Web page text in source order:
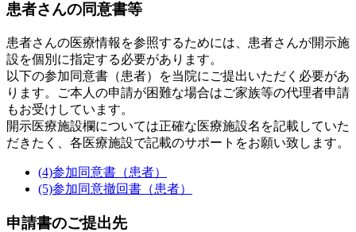
患者さんの同意書等
患者さんの医療情報を参照するためには、患者さんが開示施
設を個別に指定する必要があります。
以下の参加同意書（患者）を当院にご提出いただく必要があ
ります。ご本人の申請が困難な場合はご家族等の代理者申請
もお受けしています。
開示医療施設欄については正確な医療施設名を記載していた
だきたく、各医療施設で記載のサポートをお願い致します。
(4)参加同意書（患者）
(5)参加同意撤回書（患者）
申請書のご提出先